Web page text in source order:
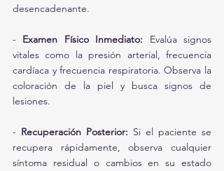
desencadenante.
- Examen Físico Inmediato: Evalúa signos
vitales como la presión arterial, frecuencia
cardíaca y frecuencia respiratoria. Observa la
coloración de la piel y busca signos de
lesiones.
- Recuperación Posterior: Si el paciente se
recupera rápidamente, observa cualquier
síntoma residual o cambios en su estado